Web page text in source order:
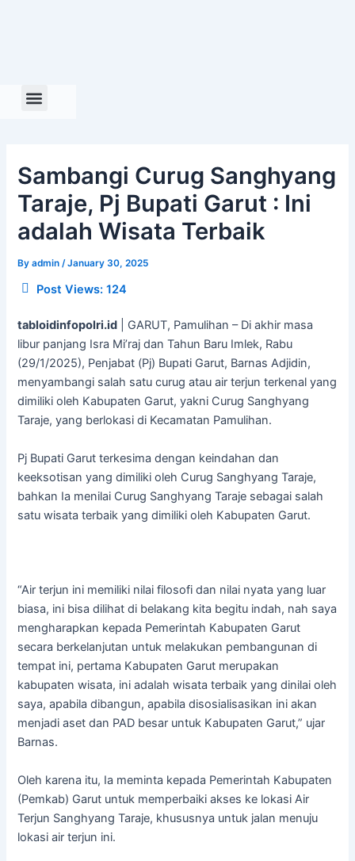
Sambangi Curug Sanghyang
Taraje, Pj Bupati Garut : Ini
adalah Wisata Terbaik
Byadmin /January 30, 2025
Post Views: 124
tabloidinfopolri.id | GARUT, Pamulihan – Di akhir masa
libur panjang Isra Mi’raj dan Tahun Baru Imlek, Rabu
(29/1/2025), Penjabat (Pj) Bupati Garut, Barnas Adjidin,
menyambangi salah satu curug atau air terjun terkenal yang
dimiliki oleh Kabupaten Garut, yakni Curug Sanghyang
Taraje, yang berlokasi di Kecamatan Pamulihan.
Pj Bupati Garut terkesima dengan keindahan dan
keeksotisan yang dimiliki oleh Curug Sanghyang Taraje,
bahkan Ia menilai Curug Sanghyang Taraje sebagai salah
satu wisata terbaik yang dimiliki oleh Kabupaten Garut.
“Air terjun ini memiliki nilai filosofi dan nilai nyata yang luar
biasa, ini bisa dilihat di belakang kita begitu indah, nah saya
mengharapkan kepada Pemerintah Kabupaten Garut
secara berkelanjutan untuk melakukan pembangunan di
tempat ini, pertama Kabupaten Garut merupakan
kabupaten wisata, ini adalah wisata terbaik yang dinilai oleh
saya, apabila dibangun, apabila disosialisasikan ini akan
menjadi aset dan PAD besar untuk Kabupaten Garut,” ujar
Barnas.
Oleh karena itu, Ia meminta kepada Pemerintah Kabupaten
(Pemkab) Garut untuk memperbaiki akses ke lokasi Air
Terjun Sanghyang Taraje, khususnya untuk jalan menuju
lokasi air terjun ini.